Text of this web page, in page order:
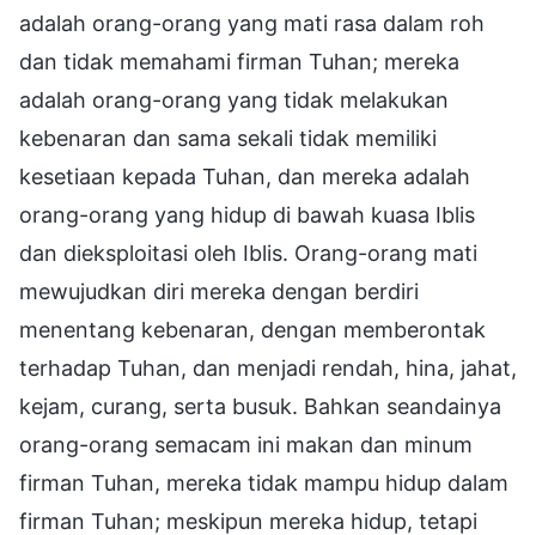
adalah orang-orang yang mati rasa dalam roh
dan tidak memahami firman Tuhan; mereka
adalah orang-orang yang tidak melakukan
kebenaran dan sama sekali tidak memiliki
kesetiaan kepada Tuhan, dan mereka adalah
orang-orang yang hidup di bawah kuasa Iblis
dan dieksploitasi oleh Iblis. Orang-orang mati
mewujudkan diri mereka dengan berdiri
menentang kebenaran, dengan memberontak
terhadap Tuhan, dan menjadi rendah, hina, jahat,
kejam, curang, serta busuk. Bahkan seandainya
orang-orang semacam ini makan dan minum
firman Tuhan, mereka tidak mampu hidup dalam
firman Tuhan; meskipun mereka hidup, tetapi